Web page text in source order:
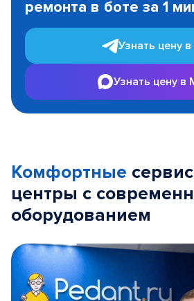
ремонта в боте за 1
Узнать цену в
Узнать цену в
Комфортные
центры с
оборудованием